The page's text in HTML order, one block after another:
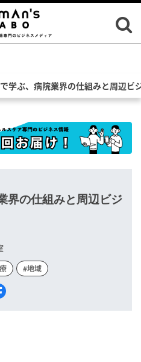
学ぶ、病院業界の仕組みと周辺ビ
界の仕組みと周辺ビジ
#地域